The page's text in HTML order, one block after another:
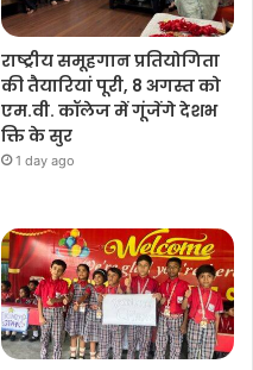
राष्ट्रीय समूहगान प्रतियोगिता
की तैयारियां पूरी, 8 अगस्त को
एम.वी. कॉलेज में गूंजेंगे देशभ
क्ति के सुर
1 day ago